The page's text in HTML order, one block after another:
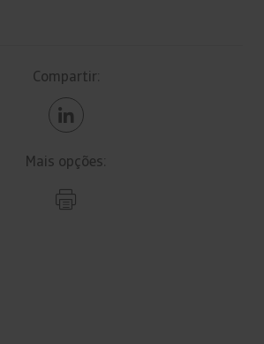
Compartir:
Mais opções: